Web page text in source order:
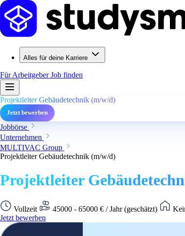
Alles für deine Karriere
Für ArbeitgeberJob finden
Projektleiter Gebäudetechnik (m/w/d)
Jetzt bewerben
Jobbörse
Unternehmen
MULTIVAC Group
Projektleiter Gebäudetechnik (m/w/d)
Projektleiter
Vollzeit 45000 - 65000 € / Jahr (geschätzt)
Jetzt bewerben